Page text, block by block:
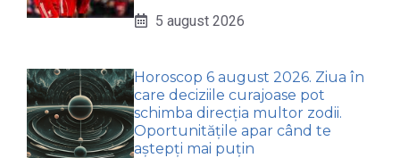
5 august 2026
Horoscop 6 august 2026. Ziua în
care deciziile curajoase pot
schimba direcția multor zodii.
Oportunitățile apar când te
aștepți mai puțin